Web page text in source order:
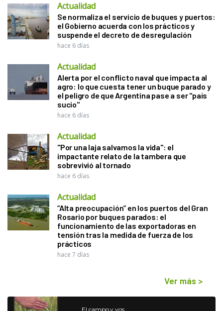
Actualidad
Se normaliza el servicio de buques y puertos:
el Gobierno acuerda con los prácticos y
suspende el decreto de desregulación
hace 6 días
Actualidad
Alerta por el conflicto naval que impacta al
agro: lo que cuesta tener un buque parado y
el peligro de que Argentina pase a ser "país
sucio"
hace 6 días
Actualidad
"Por una laja salvamos la vida": el
impactante relato de la tambera que
sobrevivió al tornado
hace 6 días
Actualidad
“Alta preocupación” en los puertos del Gran
Rosario por buques parados: el
funcionamiento de las exportadoras en
tensión tras la medida de fuerza de los
prácticos
hace 7 días
Ver más >
El campo y vos